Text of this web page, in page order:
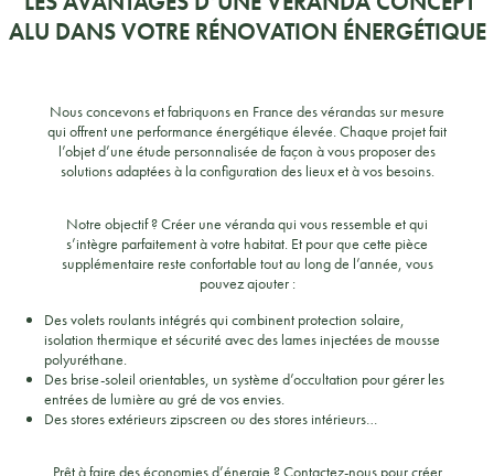
ALU DANS VOTRE RÉNOVATION ÉNERGÉTIQUE
Nous concevons et fabriquons en France des vérandas sur mesure
qui offrent une performance énergétique élevée. Chaque projet fait
l’objet d’une étude personnalisée de façon à vous proposer des
solutions adaptées à la configuration des lieux et à vos besoins.
Notre objectif ? Créer une véranda qui vous ressemble et qui
s’intègre parfaitement à votre habitat. Et pour que cette pièce
supplémentaire reste confortable tout au long de l’année, vous
pouvez ajouter :
Des volets roulants intégrés qui combinent protection solaire,
isolation thermique et sécurité avec des lames injectées de mousse
polyuréthane.
Des brise-soleil orientables, un système d’occultation pour gérer les
entrées de lumière au gré de vos envies.
Des stores extérieurs zipscreen ou des stores intérieurs…
Prêt à faire des économies d’énergie ? Contactez-nous pour créer